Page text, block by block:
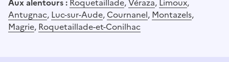
Antugnac, Luc-sur-Aude, Cournanel, Montazels,
Magrie, Roquetaillade-et-Conilhac